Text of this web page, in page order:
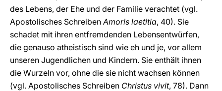
des Lebens, der Ehe und der Familie verachtet (vgl.
Apostolisches SchreibenAmoris laetitia, 40). Sie
schadet mit ihren entfremdenden Lebensentwürfen,
die genauso atheistisch sind wie eh und je, vor allem
unseren Jugendlichen und Kindern. Sie enthält ihnen
die Wurzeln vor, ohne die sie nicht wachsen können
(vgl. Apostolisches Schreiben Christus vivit, 78). Dann